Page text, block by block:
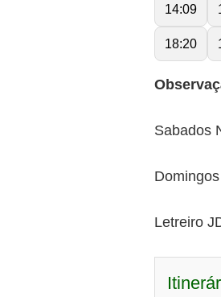
14:09
18:20
Sabados
Letreiro